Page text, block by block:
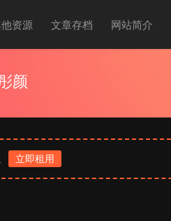
资源 文章存档 网站简介
颜
立即租用